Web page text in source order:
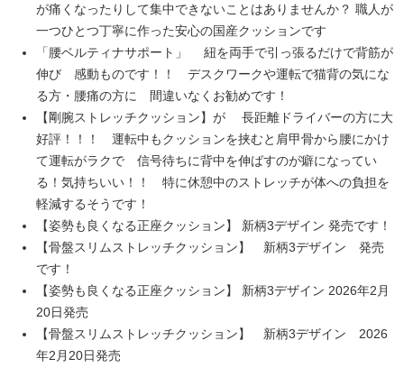
が痛くなったりして集中できないことはありませんか？ 職人が
一つひとつ丁寧に作った安心の国産クッションです
「腰ベルティナサポート」 紐を両手で引っ張るだけで背筋が
伸び 感動ものです！！ デスクワークや運転で猫背の気にな
る方・腰痛の方に 間違いなくお勧めです！
【剛腕ストレッチクッション】が 長距離ドライバーの方に大
好評！！！ 運転中もクッションを挟むと肩甲骨から腰にかけ
て運転がラクで 信号待ちに背中を伸ばすのが癖になってい
る！気持ちいい！！ 特に休憩中のストレッチが体への負担を
軽減するそうです！
【姿勢も良くなる正座クッション】 新柄3デザイン 発売です！
【骨盤スリムストレッチクッション】 新柄3デザイン 発売
です！
【姿勢も良くなる正座クッション】 新柄3デザイン 2026年2月
20日発売
【骨盤スリムストレッチクッション】 新柄3デザイン 2026
年2月20日発売